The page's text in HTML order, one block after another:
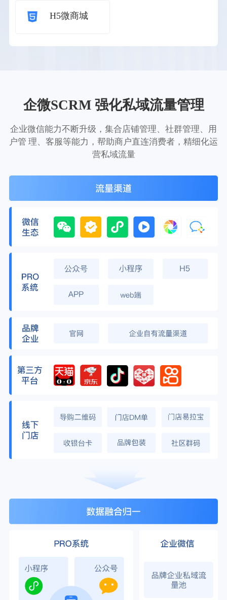
H5微商城
企微SCRM 强化私域流量管理
企业微信能力不断升级，集合店铺管理、社群管理、用
户管 理、客服等能力，帮助商户直连消费者，精细化运
营私域流量